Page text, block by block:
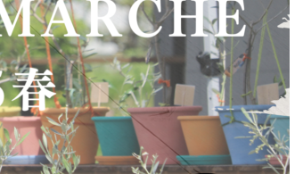
つくろう！
【オリーブ栽培ワークショッ
プ】スポット講座受付開始！
「お家で楽しむオリーブの育て